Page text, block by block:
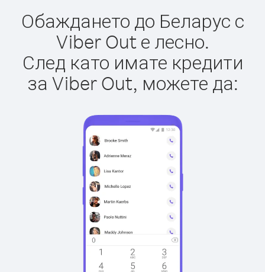
Обаждането до Беларус с
Viber Out е лесно.
След като имате кредити
за Viber Out, можете да: